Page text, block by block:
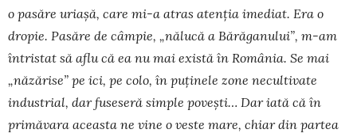
o pasăre uriașă, care mi-a atras atenția imediat. Era o
dropie. Pasăre de câmpie, „nălucă a Bărăganului”, m-am
întristat să aflu că ea nu mai există în România. Se mai
„năzărise” pe ici, pe colo, în puținele zone necultivate
industrial, dar fuseseră simple povești… Dar iată că în
primăvara aceasta ne vine o veste mare, chiar din partea